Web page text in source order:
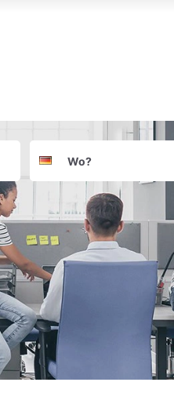
Deutschland